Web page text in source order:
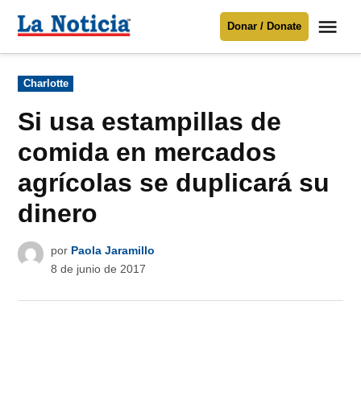
Para mantenerte informado necesitamos
Donar
contenido
Noticia
Donar / Donate
Publicado
en
Charlotte
Si usa estampillas de
comida en mercados
agrícolas se duplicará su
dinero
por Paola Jaramillo
8 de junio de 2017